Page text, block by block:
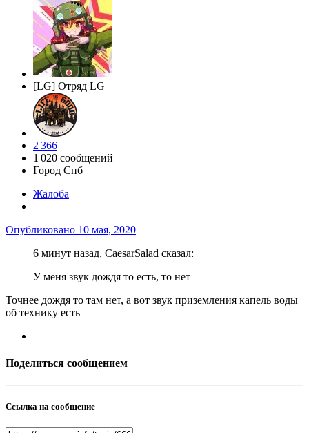
[LG] Отряд LG
2 366
1 020 сообщений
Город Спб
Жалоба
Опубликовано 10 мая, 2020
6 минут назад, CaesarSalad сказал:
У меня звук дождя то есть, то нет
Точнее дождя то там нет, а вот звук приземления капель воды
об технику есть
Поделиться сообщением
Ссылка на сообщение